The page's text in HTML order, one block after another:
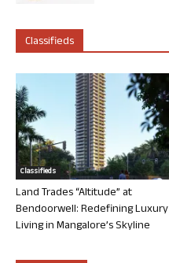
Classifieds
Classifieds
Land Trades “Altitude” at
Bendoorwell: Redefining Luxury
Living in Mangalore’s Skyline